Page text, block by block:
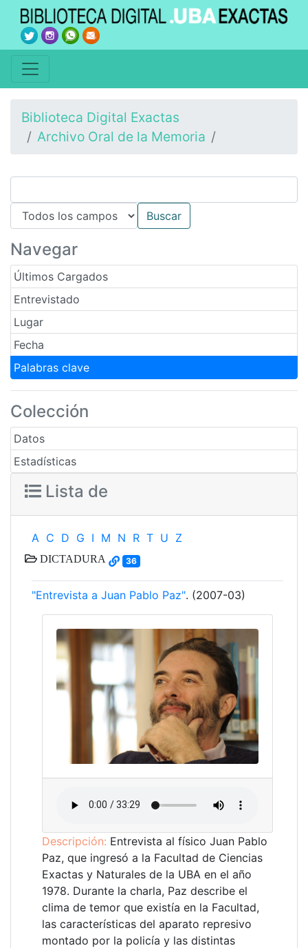
Biblioteca Digital Exactas
Archivo Oral de la Memoria
Navegar
Últimos Cargados
Entrevistado
Lugar
Fecha
Palabras clave
Colección
Datos
Estadísticas
Lista de
A C D G I M N R T U Z
DICTADURA 36
"Entrevista a Juan Pablo Paz". (2007-03)
Descripción: Entrevista al físico Juan Pablo
Paz, que ingresó a la Facultad de Ciencias
Exactas y Naturales de la UBA en el año
1978. Durante la charla, Paz describe el
clima de temor que existía en la Facultad,
las características del aparato represivo
montado por la policía y las distintas